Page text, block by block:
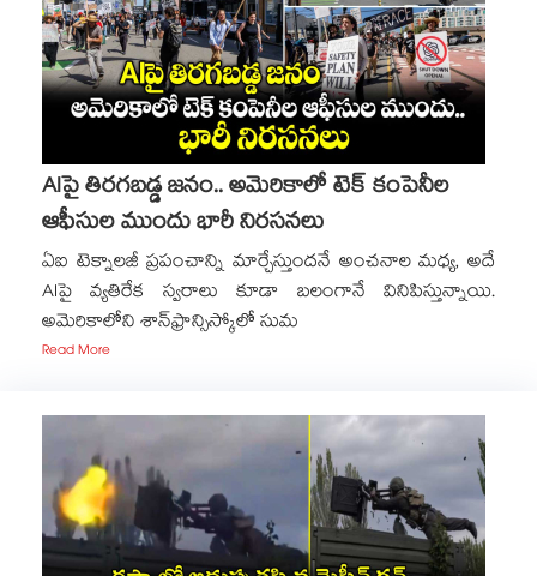
AIపై తిరగబడ్డ జనం.. అమెరికాలో టెక్ కంపెనీల
ఆఫీసుల ముందు భారీ నిరసనలు
ఏఐ టెక్నాలజీ ప్రపంచాన్ని మార్చేస్తుందనే అంచనాల మధ్య, అదే
AIపై వ్యతిరేక స్వరాలు కూడా బలంగానే వినిపిస్తున్నాయి.
అమెరికాలోని శాన్‌ఫ్రాన్సిస్కోలో సుమ
Read More